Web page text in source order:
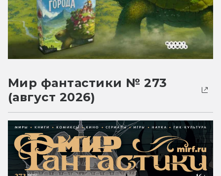
Мир фантастики № 273
(август 2026)